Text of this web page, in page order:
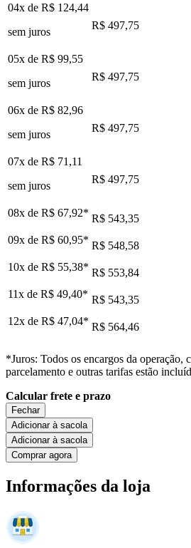
04x de R$ 124,44
sem juros
R$ 497,75
05x de R$ 99,55
sem juros
R$ 497,75
06x de R$ 82,96
sem juros
R$ 497,75
07x de R$ 71,11
sem juros
R$ 497,75
08x de R$ 67,92* R$ 543,35
09x de R$ 60,95* R$ 548,58
10x de R$ 55,38* R$ 553,84
11x de R$ 49,40* R$ 543,35
12x de R$ 47,04* R$ 564,46
*Juros: Todos os encargos da operação,
parcelamento e outras tarifas estão
Calcular frete e prazo
Fechar
Adicionar à sacola
Adicionar à sacola
Comprar agora
Informações da loja